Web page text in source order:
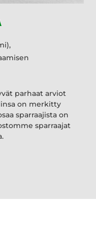
parhaat arviot
on merkitty
sparraajista on
sparraajat